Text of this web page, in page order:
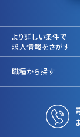
より詳しい条件で
求人情報をさがす
職種から探す